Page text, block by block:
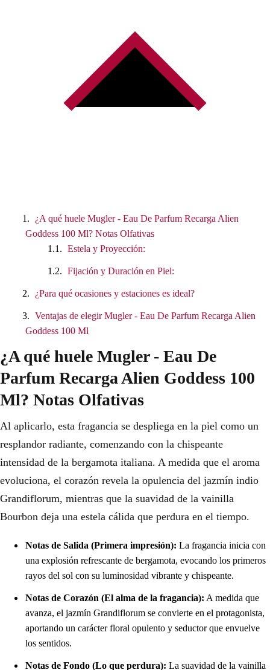
¿A qué huele Mugler - Eau De Parfum Recarga Alien
Goddess 100 Ml? Notas Olfativas
Estela y Proyección:
Fijación y Duración en Piel:
¿Para qué ocasiones y estaciones es ideal?
Ventajas de elegir Mugler - Eau De Parfum Recarga Alien
Goddess 100 Ml
¿A qué huele Mugler - Eau De
Parfum Recarga Alien Goddess 100
Ml? Notas Olfativas
Al aplicarlo, esta fragancia se despliega en la piel como un
resplandor radiante, comenzando con la chispeante
intensidad de la bergamota italiana. A medida que el aroma
evoluciona, el corazón revela la opulencia del jazmín indio
Grandiflorum, mientras que la suavidad de la vainilla
Bourbon deja una estela cálida que perdura en el tiempo.
Notas de Salida (Primera impresión): La fragancia inicia con
una explosión refrescante de bergamota, evocando los primeros
rayos del sol con su luminosidad vibrante y chispeante.
Notas de Corazón (El alma de la fragancia): A medida que
avanza, el jazmín Grandiflorum se convierte en el protagonista,
aportando un carácter floral opulento y seductor que envuelve
los sentidos.
Notas de Fondo (Lo que perdura): La suavidad de la vainilla